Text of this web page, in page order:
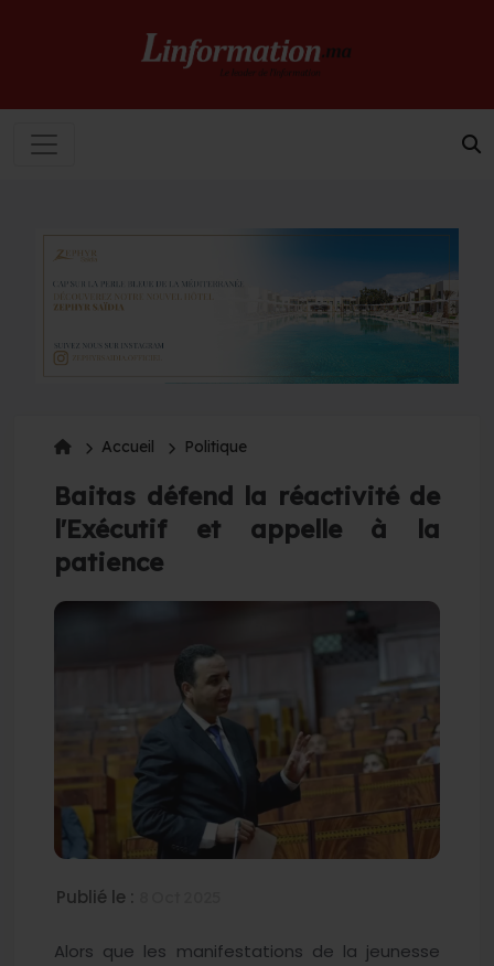
Accueil Politique
Baitas défend la réactivité de
l'Exécutif et appelle à la
patience
Publié le :
Alors que les manifestations de la jeunesse